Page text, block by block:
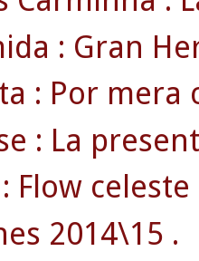
: Gran
: Por mera
: La
Flow celeste
2014\15 .